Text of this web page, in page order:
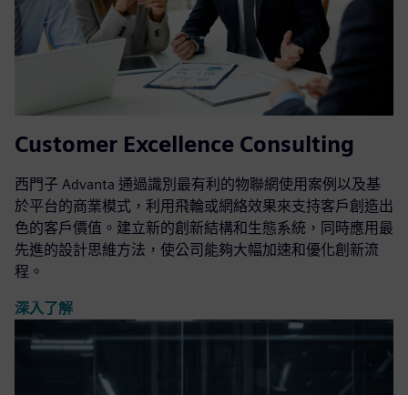
Customer Excellence Consulting
西門子 Advanta 通過識別最有利的物聯網使用案例以及基
於平台的商業模式，利用飛輪或網絡效果來支持客戶創造出
色的客戶價值。建立新的創新結構和生態系統，同時應用最
先進的設計思維方法，使公司能夠大幅加速和優化創新流
程。
深入了解